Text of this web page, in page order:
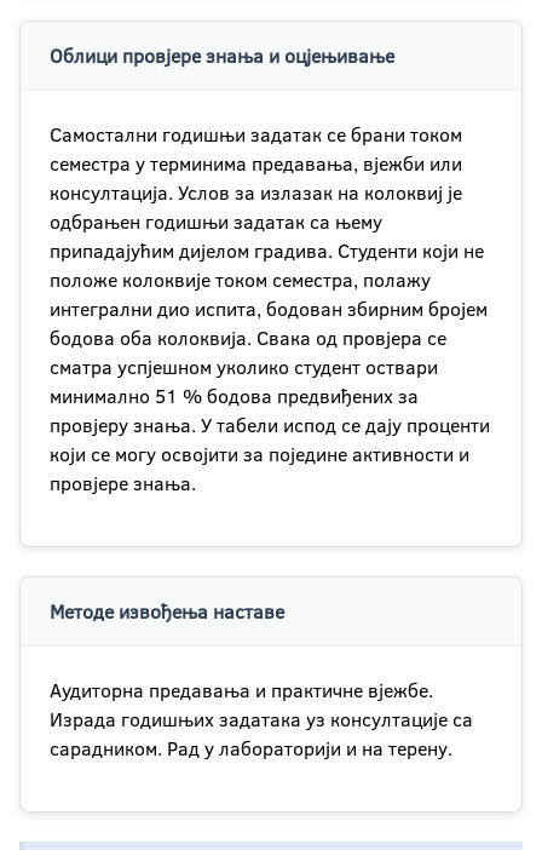
Облици провјере знања и оцјењивање
Самостални годишњи задатак се брани током
семестра у терминима предавања, вјежби или
консултација. Услов за излазак на колоквиј је
одбрањен годишњи задатак са њему
припадајућим дијелом градива. Студенти који не
положе колоквије током семестра, полажу
интегрални дио испита, бодован збирним бројем
бодова оба колоквија. Свака од провјера се
сматра успјешном уколико студент оствари
минимално 51 % бодова предвиђених за
провјеру знања. У табели испод се дају проценти
који се могу освојити за поједине активности и
провјере знања.
Методе извођења наставе
Аудиторна предавања и практичне вјежбе.
Израда годишњих задатака уз консултације са
сарадником. Рад у лабораторији и на терену.